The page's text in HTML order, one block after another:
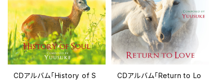
CDアルバム「History of S
CDアルバム「Return to Lo